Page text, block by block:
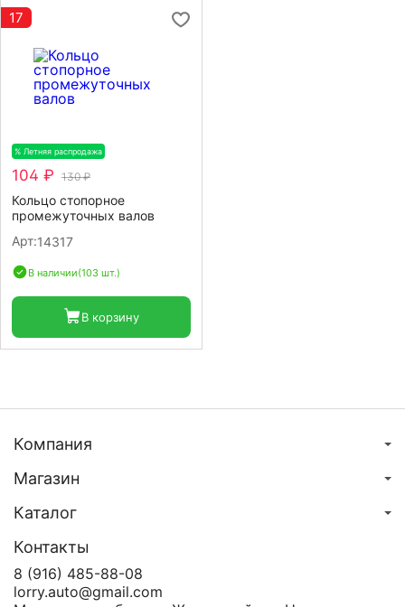
17
% Летняя распродажа
104 ₽ 130 ₽
Кольцо стопорное
промежуточных валов
Арт:14317
В наличии(103 шт.)
В корзину
Компания
Магазин
Каталог
Контакты
8 (916) 485-88-08
lorry.auto@gmail.com